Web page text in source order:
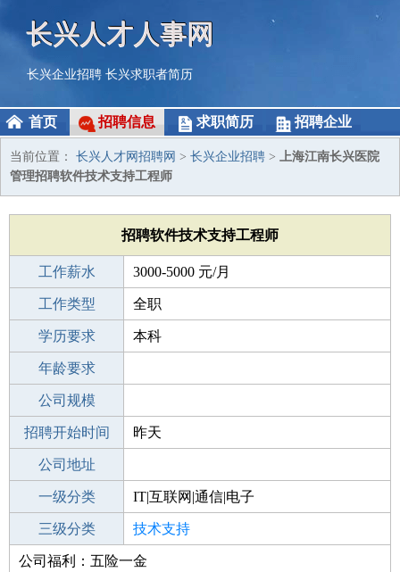
长兴人才人事网
长兴企业招聘 长兴求职者简历
首页 招聘信息 求职简历 招聘企业
当前位置： 长兴人才网招聘网 > 长兴企业招聘 > 上海江南长兴医院
管理招聘软件技术支持工程师
招聘软件技术支持工程师
工作薪水 3000-5000 元/月
招聘人数 1人
工作类型 全职
性别要求 -
学历要求 本科
工作经验
年龄要求
工作地点
公司规模
公司电话
招聘开始时间 昨天
招聘结束时间
公司地址
一级分类 IT|互联网|通信|电子
二级分类 技术开发
三级分类 技术支持
其他行业
公司福利：五险一金